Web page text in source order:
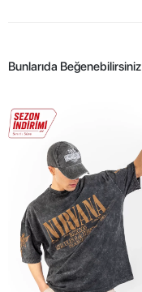
Bunlarıda Beğenebilirsiniz